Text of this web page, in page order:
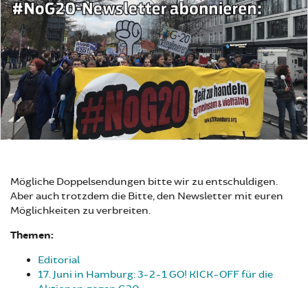
Mögliche Doppelsendungen bitte wir zu entschuldigen.
Aber auch trotzdem die Bitte, den Newsletter mit euren
Möglichkeiten zu verbreiten.
Themen:
Editorial
17. Juni in Hamburg: 3-2-1 GO! KICK-OFF für die